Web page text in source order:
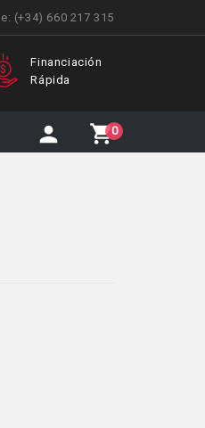
(+34) 660 217 315
Atención
0